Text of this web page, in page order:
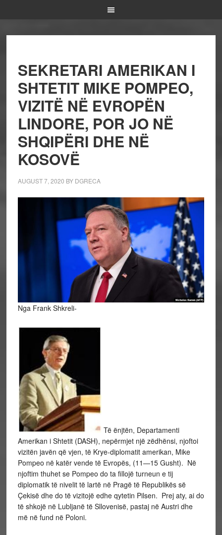
SEKRETARI AMERIKAN I
SHTETIT MIKE POMPEO,
VIZITË NË EVROPËN
LINDORE, POR JO NË
SHQIPËRI DHE NË
KOSOVË
AUGUST 7, 2020 BY DGRECA
Nga Frank Shkreli-
Të ënjtën, Departamenti
Amerikan i Shtetit (DASH), nepërmjet një zëdhënsi, njoftoi
vizitën javën që vjen, të Krye-diplomatit amerikan, Mike
Pompeo në katër vende të Evropës, (11—15 Gusht). Në
njoftim thuhet se Pompeo do ta fillojë turneun e tij
diplomatik të nivelit të lartë në Pragë të Republikës së
Çekisë dhe do të vizitojë edhe qytetin Pilsen. Prej aty, ai do
të shkojë në Lubljanë të Sllovenisë, pastaj në Austri dhe
më në fund në Poloni.